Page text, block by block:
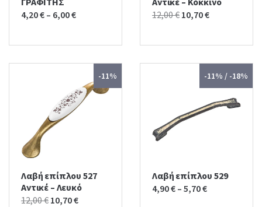
4,20€ – 6,00€
12,00€ Original
was:
10,70€Current
is:
-11%
Λαβή επίπλου 527
Αντικέ – Λευκό
12,00€ Original
10,70€Current
-11% / -18%
Λαβή επίπλου 529
4,90€ – 5,70€